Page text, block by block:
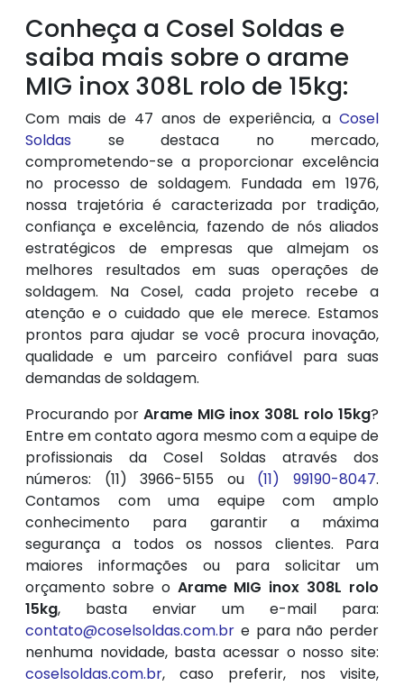
Conheça a Cosel Soldas e
saiba mais sobre o arame
MIG inox 308L rolo de 15kg:
Com mais de 47 anos de experiência, a Cosel
Soldas se destaca no mercado,
comprometendo-se a proporcionar excelência
no processo de soldagem. Fundada em 1976,
nossa trajetória é caracterizada por tradição,
confiança e excelência, fazendo de nós aliados
estratégicos de empresas que almejam os
melhores resultados em suas operações de
soldagem. Na Cosel, cada projeto recebe a
atenção e o cuidado que ele merece. Estamos
prontos para ajudar se você procura inovação,
qualidade e um parceiro confiável para suas
demandas de soldagem.
Procurando por Arame MIG inox 308L rolo 15kg?
Entre em contato agora mesmo com a equipe de
profissionais da Cosel Soldas através dos
números: (11) 3966-5155 ou (11) 99190-8047.
Contamos com uma equipe com amplo
conhecimento para garantir a máxima
segurança a todos os nossos clientes. Para
maiores informações ou para solicitar um
orçamento sobre o Arame MIG inox 308L rolo
15kg, basta enviar um e-mail para:
contato@coselsoldas.com.br e para não perder
nenhuma novidade, basta acessar o nosso site:
coselsoldas.com.br, caso preferir, nos visite,